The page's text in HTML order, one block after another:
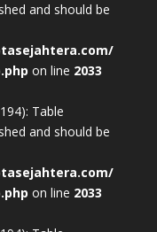
and should be
on line 2033
Table
and should be
on line 2033